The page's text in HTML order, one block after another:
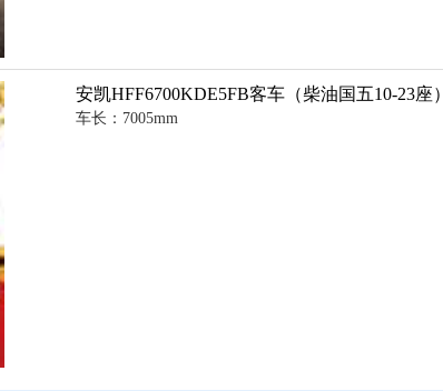
安凯HFF6700KDE5FB客车（柴油国五10-23座）
车长：7005mm